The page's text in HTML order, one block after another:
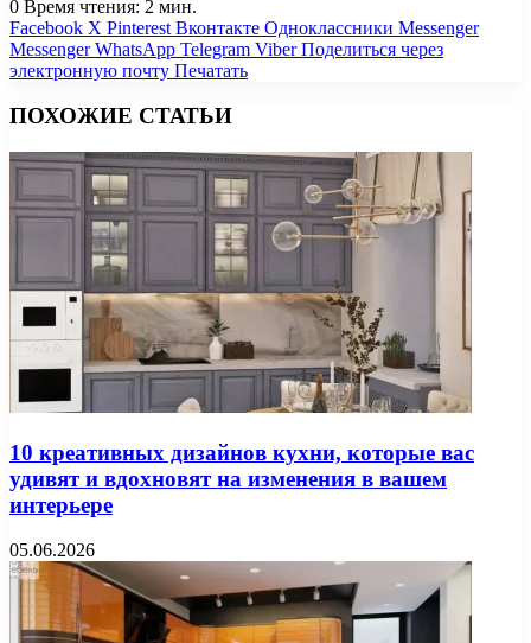
0 Время чтения: 2 мин.
Facebook X Pinterest Вконтакте Одноклассники Messenger
Messenger WhatsApp Telegram Viber Поделиться через
электронную почту Печатать
ПОХОЖИЕ СТАТЬИ
10 креативных дизайнов кухни, которые вас
удивят и вдохновят на изменения в вашем
интерьере
05.06.2026